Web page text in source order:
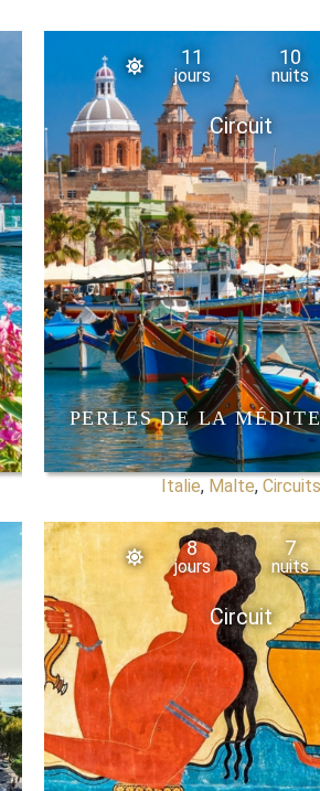
Circuit
11
jours
10
nuits
PERLES DE LA
Italie, Malte,Circuits
Circuit
8
jours
7
nuits